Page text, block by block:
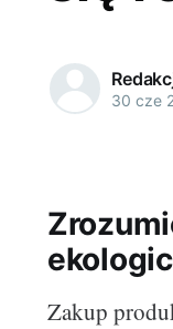
30 cze
Zakup